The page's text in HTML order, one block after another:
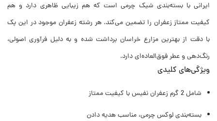
ایرانی با بسته‌بندی شیک چرمی است که هم زیبایی ظاهری دارد و هم
کیفیت ممتاز زعفران را تضمین می‌کند. هر رشته زعفران موجود در این پک
با دقت از بهترین مزارع خراسان برداشت شده و به دلیل فرآوری اصولی،
رنگ‌دهی و عطر فوق‌العاده‌ای دارد.
ویژگی‌های کلیدی
شامل 2 گرم زعفران نفیس با کیفیت ممتاز
بسته‌بندی لوکس چرمی، مناسب هدیه دادن